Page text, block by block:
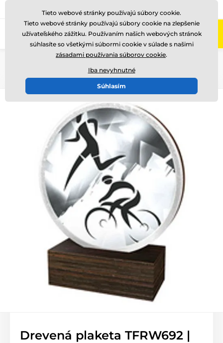
Zavolajte nám (Po-Pi 8-17) +421220255160
Drevená plaketa TFRW692 |
Tieto webové stránky používajú súbory cookie.
Tieto webové stránky používajú súbory cookie na zlepšenie
užívateľského zážitku. Používaním našich webových stránok
súhlasíte so všetkými súbormi cookie v súlade s našimi
zásadami používania súborov cookie.
Iba nevyhnutné
Súhlasím